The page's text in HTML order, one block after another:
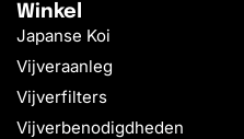
Winkel
Japanse Koi
Vijveraanleg
Vijverfilters
Vijverbenodigdheden